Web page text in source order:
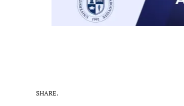
SHARE.